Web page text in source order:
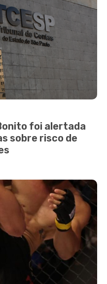
foi alertada
sobre risco de